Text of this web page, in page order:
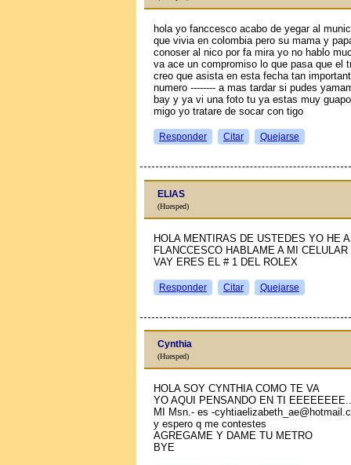
hola yo fanccesco acabo de yegar al
que vivia en colombia pero su mama y
conoser al niсo por fa mira yo no hablo
va ace un compromiso lo que pasa que el
creo que asista en esta fecha tan
numero -------- a mas tardar si pudes
bay y ya vi una foto tu ya estas muy
migo yo tratare de soсar con tigo
Responder Citar Quejarse
ELIAS
(Huesped)
HOLA MENTIRAS DE USTEDES YO HE
FLANCCESCO HABLAME A MI
VAY ERES EL # 1 DEL ROLEX
Responder Citar Quejarse
Cynthia
(Huesped)
HOLA SOY CYNTHIA COMO TE VA
YO AQUI PENSANDO EN TI
MI Msn.- es -
y espero q me contestes
AGREGAME Y DAME TU METRO
BYE